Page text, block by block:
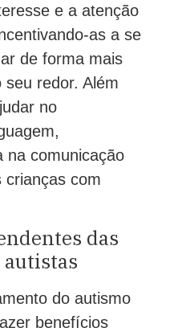
e a atenção
as a se
de forma mais
redor. Além
no
na comunicação
crianças com
das
autistas
do autismo
benefícios